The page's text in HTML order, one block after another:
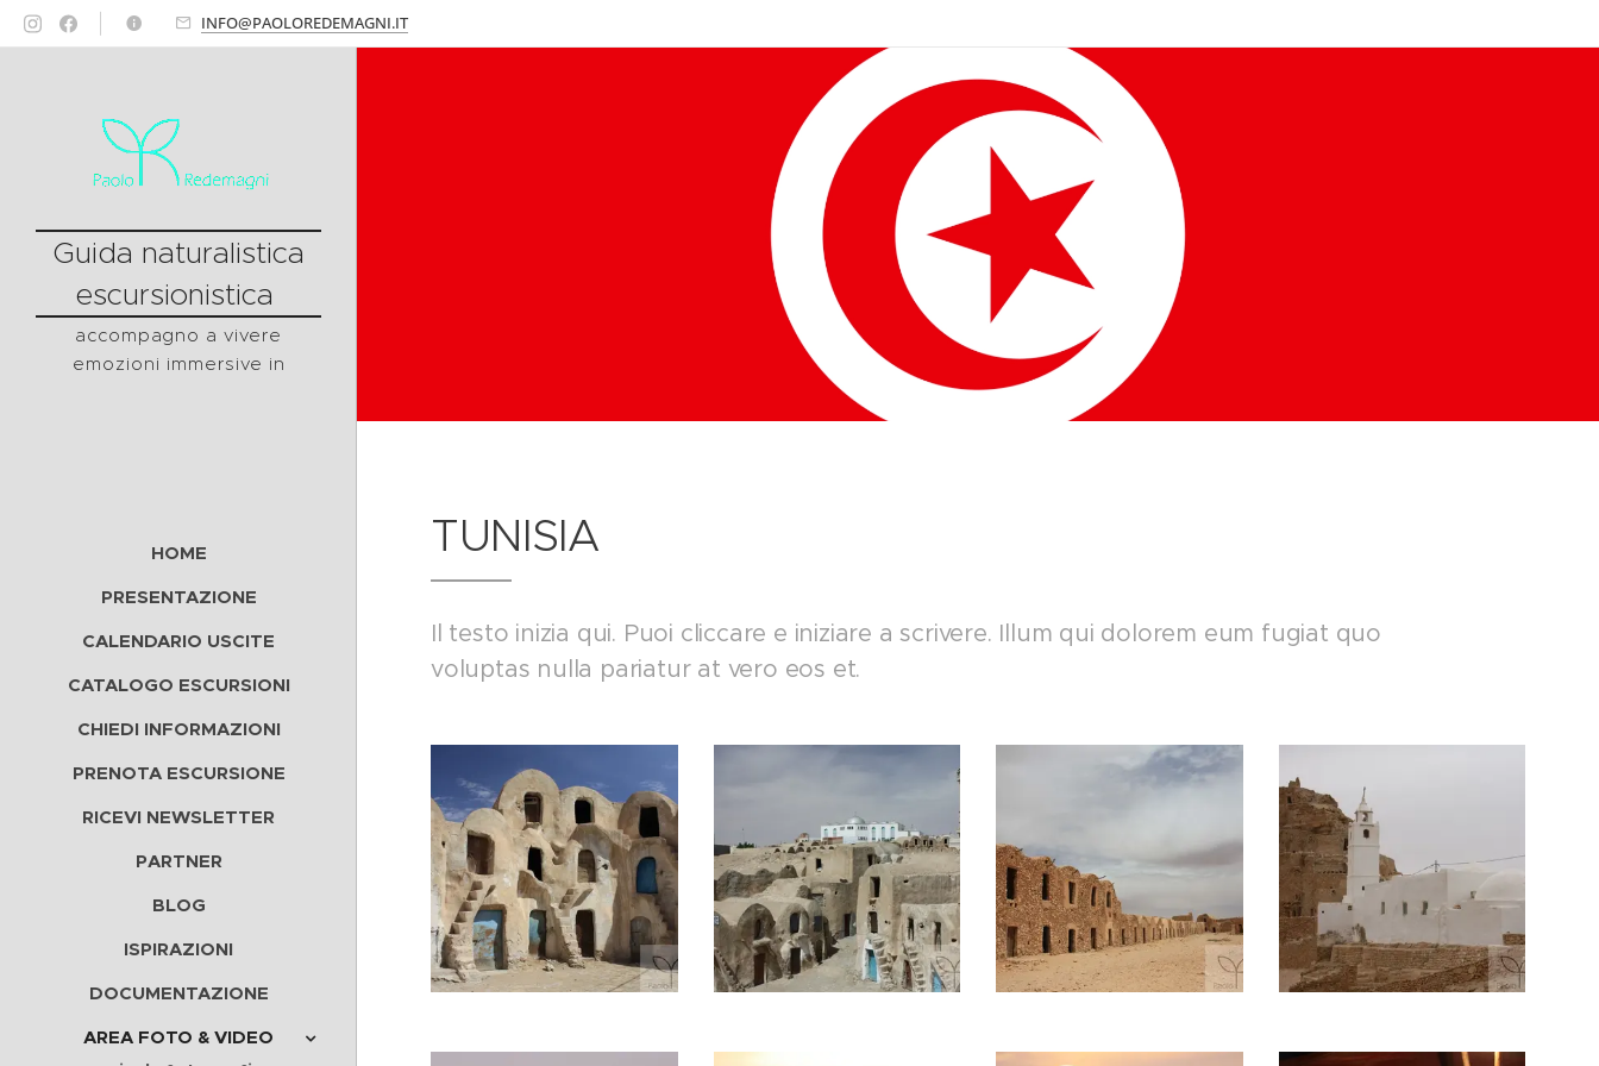
INFO@PAOLOREDEMAGNI.IT
Guida naturalistica
escursionistica
accompagno a vivere
emozioni immersive in
HOME
PRESENTAZIONE
CALENDARIO USCITE
CATALOGO ESCURSIONI
CHIEDI INFORMAZIONI
PRENOTA ESCURSIONE
RICEVI NEWSLETTER
PARTNER
BLOG
ISPIRAZIONI
DOCUMENTAZIONE
AREA FOTO & VIDEO
TUNISIA
Il testo inizia qui. Puoi cliccare e iniziare a scrivere. Illum qui dolorem eum fugiat quo
voluptas nulla pariatur at vero eos et.